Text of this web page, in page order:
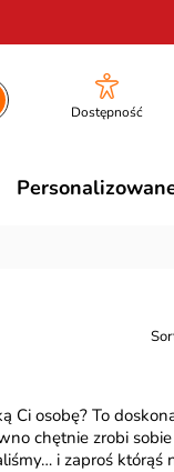
Dostępność
osobę? To
chętnie zrobi
i zaproś którąś